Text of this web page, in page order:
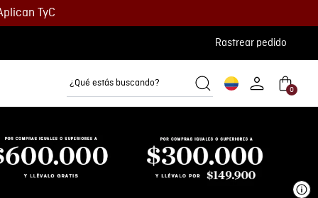
TyC
Rastrear pedido
¿Qué estás buscando?
0